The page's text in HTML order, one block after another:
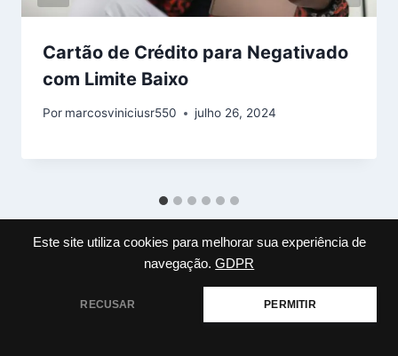
Este site utiliza cookies para melhorar sua experiência de
navegação. GDPR
RECUSAR PERMITIR
Cartão de Crédito para Negativado
com Limite Baixo
Por marcosviniciusr550 julho 26, 2024